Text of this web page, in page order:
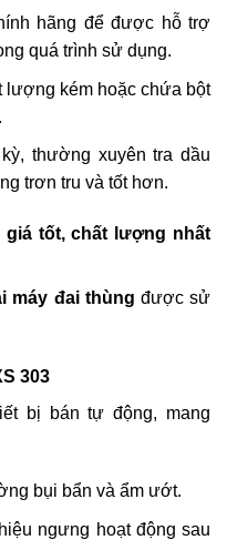
hãng để được hỗ trợ
quá trình sử dụng.
lượng kém hoặc chứa bột
thường xuyên tra dầu
trơn tru và tốt hơn.
tốt, chất lượng nhất
máy đai thùng được sử
303
bị bán tự động, mang
bụi bẩn và ẩm ướt.
ngưng hoạt động sau